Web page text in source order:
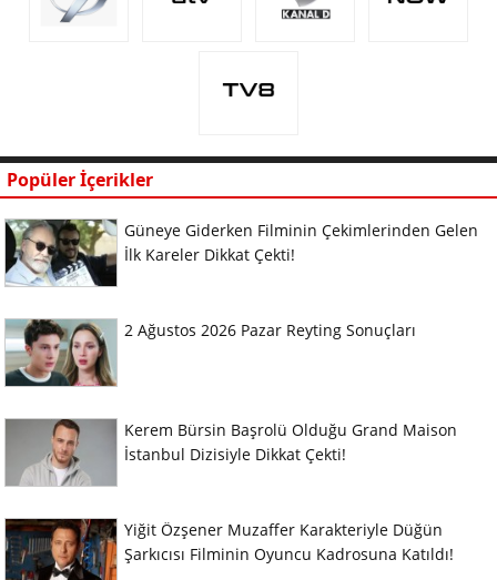
Popüler İçerikler
Güneye Giderken Filminin Çekimlerinden Gelen
İlk Kareler Dikkat Çekti!
2 Ağustos 2026 Pazar Reyting Sonuçları
Kerem Bürsin Başrolü Olduğu Grand Maison
İstanbul Dizisiyle Dikkat Çekti!
Yiğit Özşener Muzaffer Karakteriyle Düğün
Şarkıcısı Filminin Oyuncu Kadrosuna Katıldı!